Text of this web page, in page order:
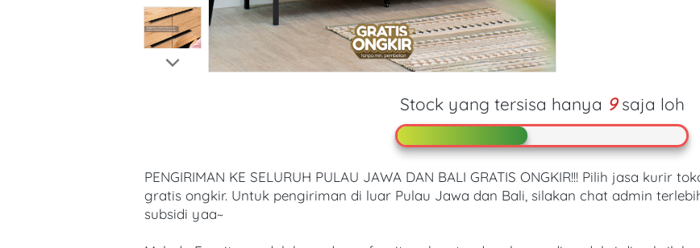
Stock yang tersisa hanya 9 saja loh
PENGIRIMAN KE SELURUH PULAU JAWA DAN BALI GRATIS ONGKIR!!! Pilih jasa kurir
gratis ongkir. Untuk pengiriman di luar Pulau Jawa dan Bali, silakan chat admin
subsidi yaa~